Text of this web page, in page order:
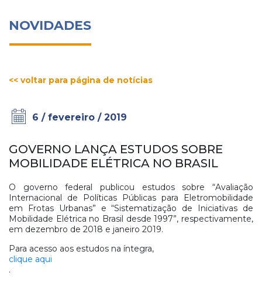
NOVIDADES
<< voltar para página de notícias
6 / fevereiro / 2019
GOVERNO LANÇA ESTUDOS SOBRE
MOBILIDADE ELÉTRICA NO BRASIL
O governo federal publicou estudos sobre “Avaliação
Internacional de Políticas Públicas para Eletromobilidade
em Frotas Urbanas” e “Sistematização de Iniciativas de
Mobilidade Elétrica no Brasil desde 1997”, respectivamente,
em dezembro de 2018 e janeiro 2019.
Para acesso aos estudos na íntegra,
clique aqui
.